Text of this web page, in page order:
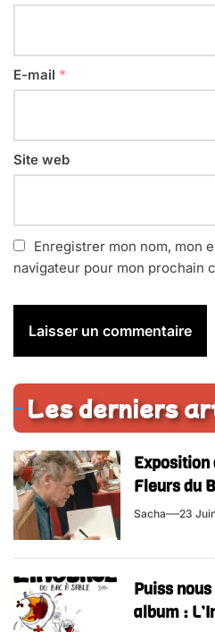
E-mail *
Site web
Enregistrer mon nom, mon
navigateur pour mon prochain
Les derniers
Exposition
Fleurs du
Sacha 23
Puiss
album :